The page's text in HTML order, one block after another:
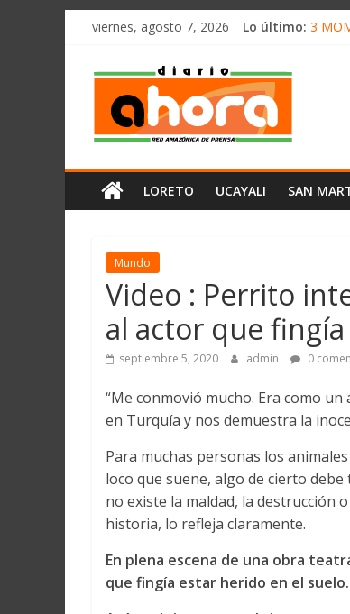
олимп казино
Saltarviernes, agosto 7, 2026 Lo último: 3
Diario
Ahora
Cadena
Amazónica
de
Noticias
del
Perú,
Mundo
Ucayali,
San
Martín
Loreto
LORETO UCAYALI SAN
Mundo
Video : Perrito
al actor que
septiembre 5, 2020 admin 0
“Me conmovió mucho. Era como
en Turquía y nos demuestra la
Para muchas personas los
loco que suene, algo de cierto
no existe la maldad, la destrucción
historia, lo refleja claramente.
En plena escena de una obra
que fingía estar herido en el